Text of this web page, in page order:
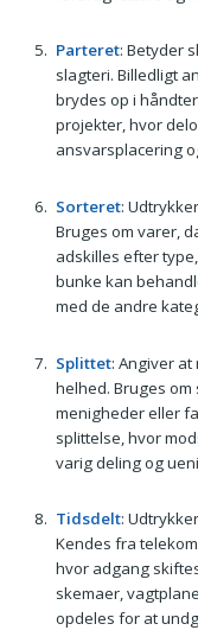
Parteret: Betyder
slagteri. Billedligt
brydes op i
projekter, hvor
ansvarsplacering
Sorteret:
Bruges om varer,
adskilles efter
bunke kan
med de andre
Splittet: Angiver
helhed. Bruges
menigheder eller
splittelse, hvor
varig deling og
Tidsdelt:
Kendes fra
hvor adgang
skemaer,
opdeles for at